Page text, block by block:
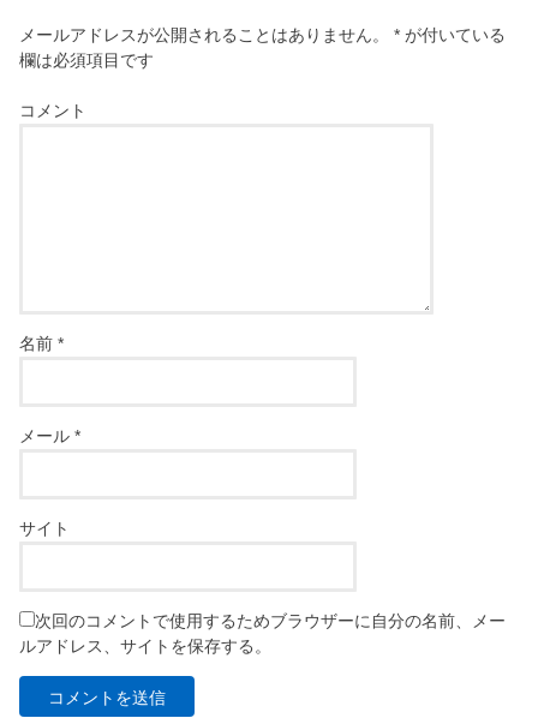
メールアドレスが公開されることはありません。 * が付いている
欄は必須項目です
コメント
名前*
メール*
サイト
次回のコメントで使用するためブラウザーに自分の名前、メー
ルアドレス、サイトを保存する。